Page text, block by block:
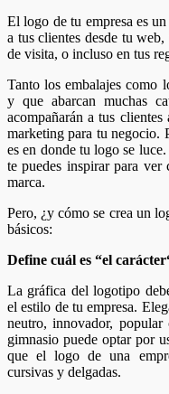
El logo de tu empresa es
a tus clientes desde tu
de visita, o incluso en tus
Tanto los embalajes como
y que abarcan muchas
acompañarán a tus
marketing para tu negocio.
es en donde tu logo se
te puedes inspirar para ver
marca.
Pero, ¿y cómo se crea un
básicos:
Define cuál es “el carácter
La gráfica del logotipo
el estilo de tu empresa.
neutro, innovador,
gimnasio puede optar por
que el logo de una
cursivas y delgadas.